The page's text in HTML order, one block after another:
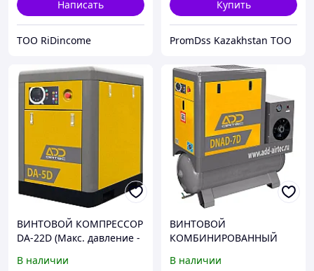
Написать
ТОО RiDincome
Купить
PromDss Kazakhstan TOO
ВИНТОВОЙ КОМПРЕССОР
DA-22D (Макс. давление -
В наличии
ВИНТОВОЙ
КОМБИНИРОВАННЫЙ
(Макс. давление - 7 bar,
В наличии